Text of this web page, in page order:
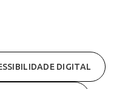
DIGITAL